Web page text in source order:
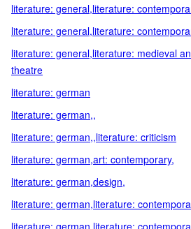
literature: general,literature:
literature: general,literature:
literature: general,literature: medieval
theatre
literature: german
literature: german,,
literature: german,,literature: criticism
literature: german,art: contemporary,
literature: german,design,
literature: german,literature:
literature: german,literature: